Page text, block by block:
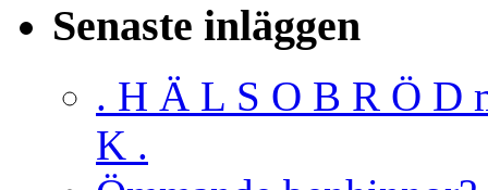
Senaste inläggen
. H Ä L S O B R Ö D
K .